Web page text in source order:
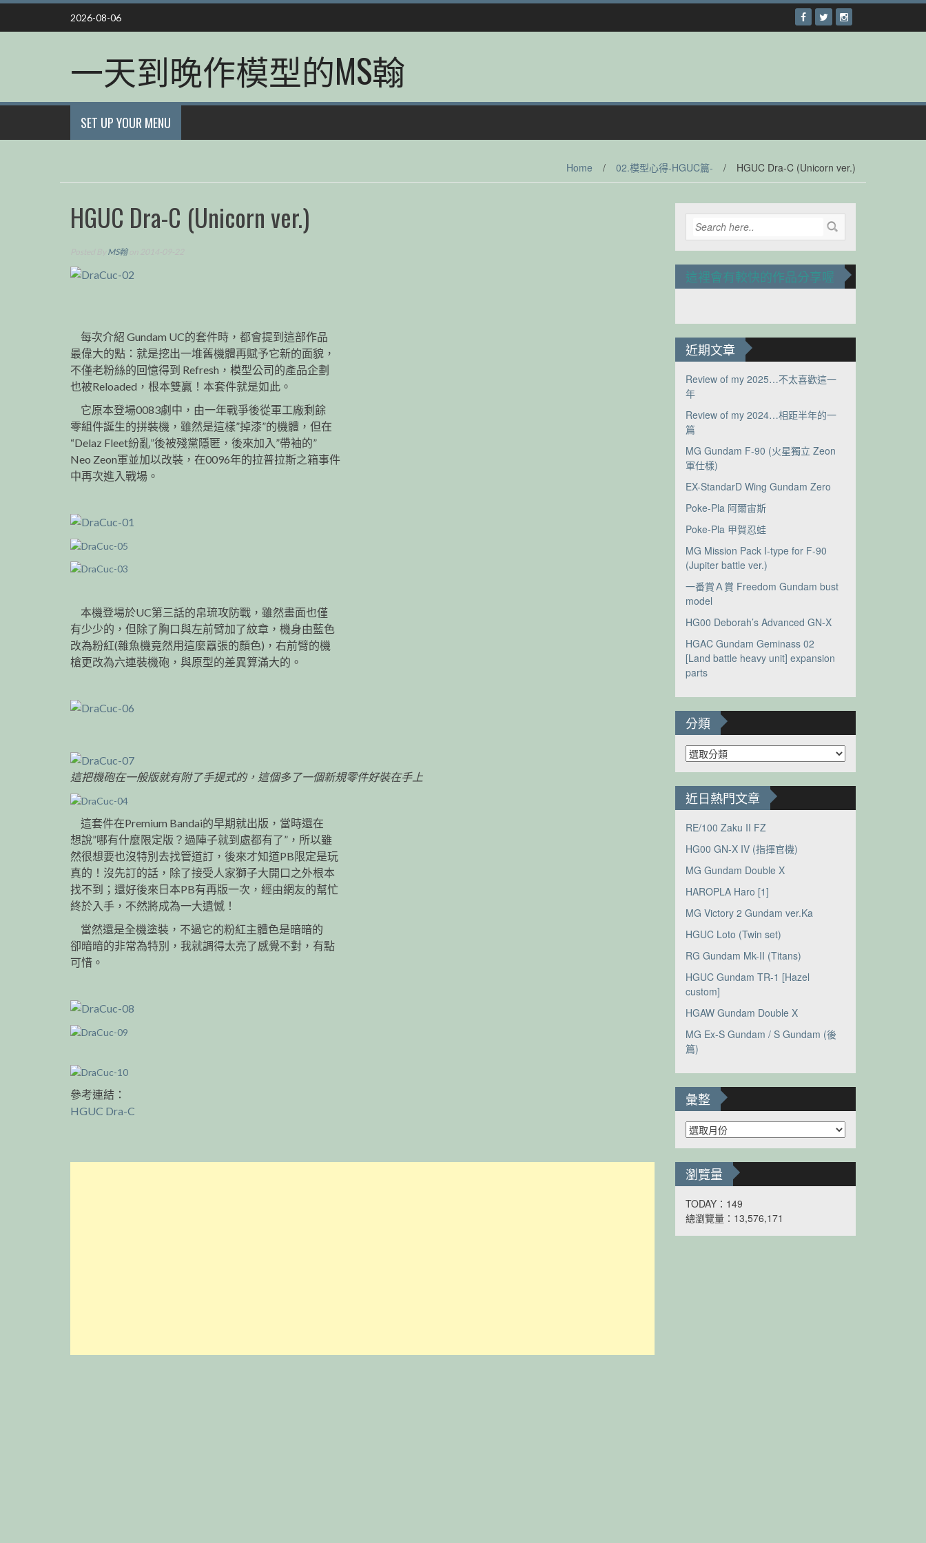
Skip
content
2026-08-06
一天到晚作模型的MS翰
SET UP YOUR MENU
Home / 02.模型心得-HGUC篇- / HGUC Dra-C (Unicorn ver.)
HGUC Dra-C (Unicorn ver.)
MS翰on 2014-09-22
每次介紹 Gundam UC的套件時，都會提到這部作品
最偉大的點：就是挖出一堆舊機體再賦予它新的面貌，
不僅老粉絲的回憶得到 Refresh，模型公司的產品企劃
也被Reloaded，根本雙贏！本套件就是如此。
它原本登場0083劇中，由一年戰爭後從軍工廠剩餘
零組件誕生的拼裝機，雖然是這樣”掉漆”的機體，但在
“Delaz Fleet紛亂”後被殘黨隱匿，後來加入”帶袖的”
Neo Zeon軍並加以改裝，在0096年的拉普拉斯之箱事件
中再次進入戰場。
本機登場於UC第三話的帛琉攻防戰，雖然畫面也僅
有少少的，但除了胸口與左前臂加了紋章，機身由藍色
改為粉紅(雜魚機竟然用這麼囂張的顏色)，右前臂的機
槍更改為六連裝機砲，與原型的差異算滿大的。
這把機砲在一般版就有附了手提式的，這個多了一個新規零件好裝在手上
這套件在Premium Bandai的早期就出版，當時還在
想說”哪有什麼限定版？過陣子就到處都有了”，所以雖
然很想要也沒特別去找管道訂，後來才知道PB限定是玩
真的！沒先訂的話，除了接受人家獅子大開口之外根本
找不到；還好後來日本PB有再版一次，經由網友的幫忙
終於入手，不然將成為一大遺憾！
當然還是全機塗裝，不過它的粉紅主體色是暗暗的
卻暗暗的非常為特別，我就調得太亮了感覺不對，有點
可惜。
參考連結：
HGUC Dra-C
這裡會有較快的作品分享喔
近期文章
Review of my 2025…不太喜歡這一
年
Review of my 2024…相距半年的一
篇
MG Gundam F-90 (火星獨立 Zeon
軍仕樣)
EX-StandarD Wing Gundam Zero
Poke-Pla 阿爾宙斯
Poke-Pla 甲賀忍蛙
MG Mission Pack I-type for F-90
(Jupiter battle ver.)
一番賞Ａ賞 Freedom Gundam bust
model
HG00 Deborah’s Advanced GN-X
HGAC Gundam Geminass 02
[Land battle heavy unit] expansion
parts
分類
分
類
近日熱門文章
RE/100 Zaku II FZ
HG00 GN-X IV (指揮官機)
MG Gundam Double X
HAROPLA Haro [1]
MG Victory 2 Gundam ver.Ka
HGUC Loto (Twin set)
RG Gundam Mk-II (Titans)
HGUC Gundam TR-1 [Hazel
custom]
HGAW Gundam Double X
MG Ex-S Gundam / S Gundam (後
篇)
彙整
彙
整
瀏覽量
TODAY：149
總瀏覽量：13,576,171